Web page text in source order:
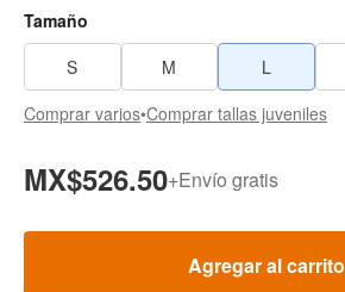
Tamaño
S
M L
Comprar varios•Comprar tallas juveniles
MX$526.50+Envío gratis
Agregar al carrito